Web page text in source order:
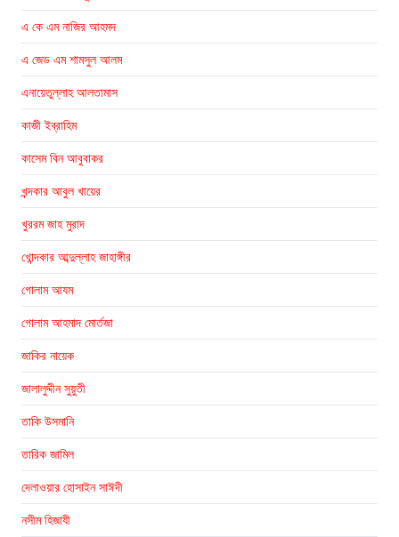
এ কে এম নাজির আহমদ
এ জেড এম শামসুল আলম
এনায়েতুল্লাহ আলতামাস
কাজী ইব্রাহিম
কাসেম বিন আবুবাকর
খন্দকার আবুল খায়ের
খুররম জাহ মুরাদ
খোন্দকার আব্দুল্লাহ জাহাঙ্গীর
গোলাম আযম
গোলাম আহমাদ মোর্তজা
জাকির নায়েক
জালালুদ্দীন সুয়ুতী
তাকি উসমানি
তারিক জামিল
দেলাওয়ার হোসাইন সাঈদী
নসীম হিজাযী